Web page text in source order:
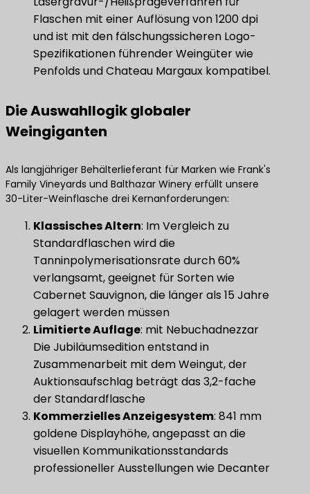
Flaschen mit einer Auflösung von 1200 dpi
und ist mit den fälschungssicheren Logo-
Spezifikationen führender Weingüter wie
Penfolds und Chateau Margaux kompatibel.
Die Auswahllogik globaler
Weingiganten
Als langjähriger Behälterlieferant für Marken wie Frank's
Family Vineyards und Balthazar Winery erfüllt unsere
30-Liter-Weinflasche drei Kernanforderungen:
Klassisches Altern: Im Vergleich zu
Standardflaschen wird die
Tanninpolymerisationsrate durch 60%
verlangsamt, geeignet für Sorten wie
Cabernet Sauvignon, die länger als 15 Jahre
gelagert werden müssen
Limitierte Auflage: mit Nebuchadnezzar
Die Jubiläumsedition entstand in
Zusammenarbeit mit dem Weingut, der
Auktionsaufschlag beträgt das 3,2-fache
der Standardflasche
Kommerzielles Anzeigesystem: 841 mm
goldene Displayhöhe, angepasst an die
visuellen Kommunikationsstandards
professioneller Ausstellungen wie Decanter